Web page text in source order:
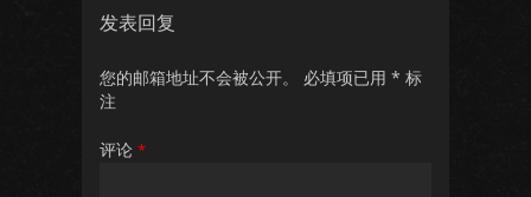
发表回复
您的邮箱地址不会被公开。 必填项已用 * 标
注
评论 *